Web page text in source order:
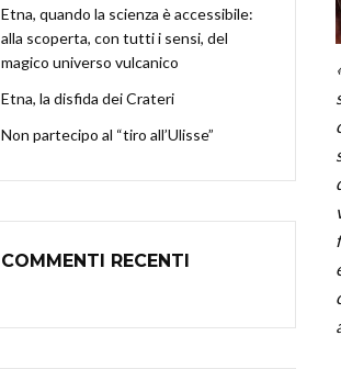
Etna, quando la scienza è accessibile:
alla scoperta, con tutti i sensi, del
magico universo vulcanico
Etna, la disfida dei Crateri
Non partecipo al “tiro all’Ulisse”
COMMENTI RECENTI